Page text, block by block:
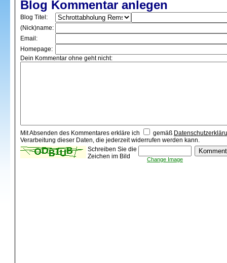
Blog Kommentar anlegen
Blog Titel:
(Nick)name:
Email:
Homepage:
Dein Kommentar ohne geht nicht:
Mit Absenden des Kommentares erkläre ich gemäß
Verarbeitung dieser Daten, die jederzeit widerrufen werden kann.
Schreiben Sie die
Zeichen im Bild
Change Image